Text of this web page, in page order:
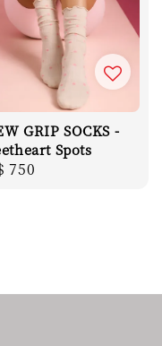
GRIP SOCKS -
Spots
750